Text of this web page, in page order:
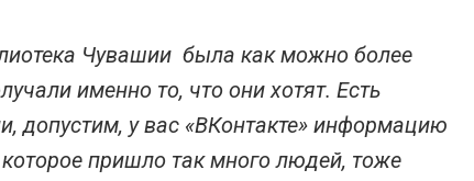
Чувашии была как можно более
именно то, что они хотят. Есть
допустим, у вас «ВКонтакте» информацию
пришло так много людей, тоже